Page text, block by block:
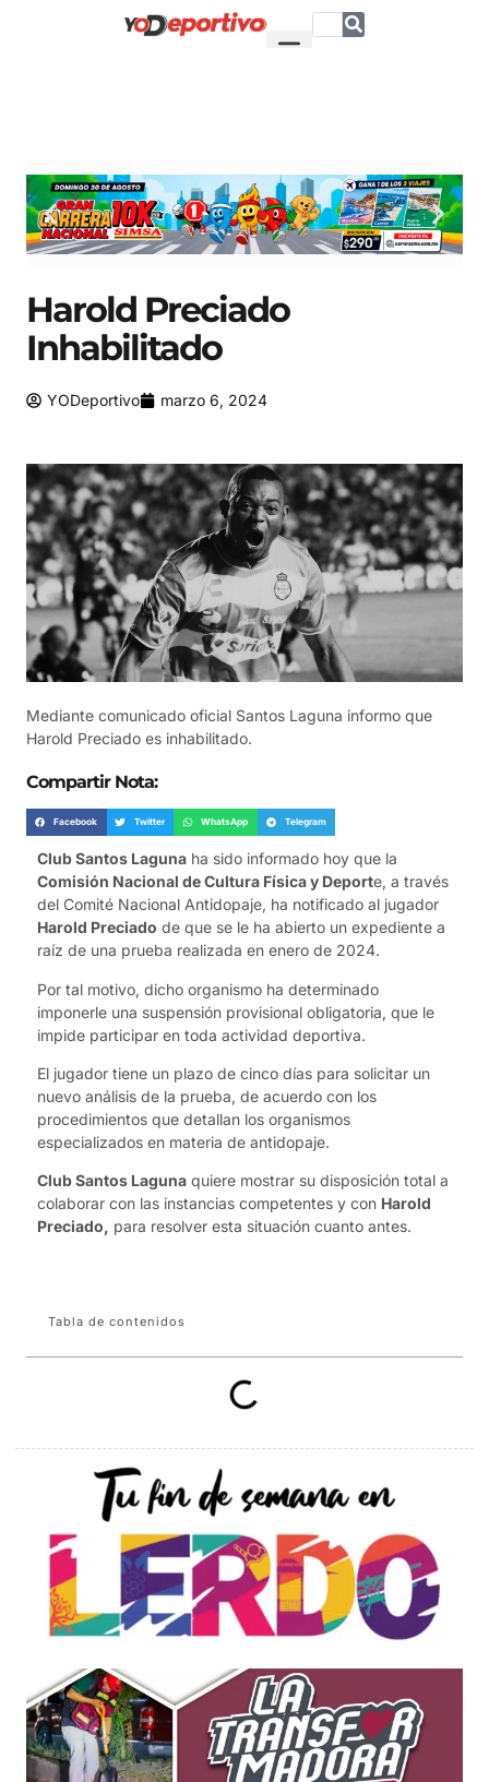
Harold Preciado
Inhabilitado
YODeportivo marzo 6, 2024
Mediante comunicado oficial Santos Laguna informo que
Harold Preciado es inhabilitado.
Compartir Nota:
Facebook Twitter WhatsApp Telegram
Club Santos Laguna ha sido informado hoy que la
Comisión Nacional de Cultura Física y Deporte, a través
del Comité Nacional Antidopaje, ha notificado al jugador
Harold Preciado de que se le ha abierto un expediente a
raíz de una prueba realizada en enero de 2024.
Por tal motivo, dicho organismo ha determinado
imponerle una suspensión provisional obligatoria, que le
impide participar en toda actividad deportiva.
El jugador tiene un plazo de cinco días para solicitar un
nuevo análisis de la prueba, de acuerdo con los
procedimientos que detallan los organismos
especializados en materia de antidopaje.
Club Santos Laguna quiere mostrar su disposición total a
colaborar con las instancias competentes y con Harold
Preciado, para resolver esta situación cuanto antes.
Tabla de contenidos